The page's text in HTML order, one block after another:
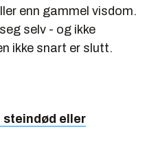
enn gammel visdom.
selv - og ikke
ikke snart er slutt.
steindød eller